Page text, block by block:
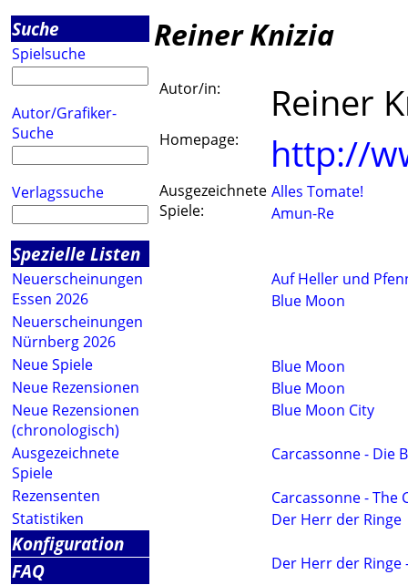
Suche
Spielsuche
Autor/Grafiker-
Suche
Verlagssuche
Spezielle Listen
Neuerscheinungen
Essen 2026
Neuerscheinungen
Nürnberg 2026
Neue Spiele
Neue Rezensionen
Neue Rezensionen
(chronologisch)
Ausgezeichnete
Spiele
Rezensenten
Statistiken
Konfiguration
FAQ
Reiner Knizia
Autor/in: Reiner
Homepage: http://
Ausgezeichnete
Spiele:
Alles Tomate!
Amun-Re
Auf Heller und
Blue Moon
Blue Moon
Blue Moon
Blue Moon City
Carcassonne - Die
Carcassonne - The
Der Herr der Ringe
Der Herr der Ringe